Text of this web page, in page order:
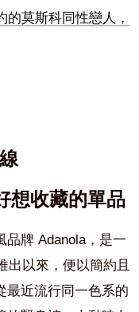
莫斯科同性戀人，
想收藏的單品
品牌 Adanola，是一
出以來，便以簡約且
最近流行同一色系的